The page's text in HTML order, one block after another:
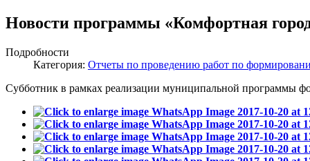
Новости программы «Комфортная
Подробности
Категория: Отчеты по проведению работ по
Субботник в рамках реализации муниципальной программы